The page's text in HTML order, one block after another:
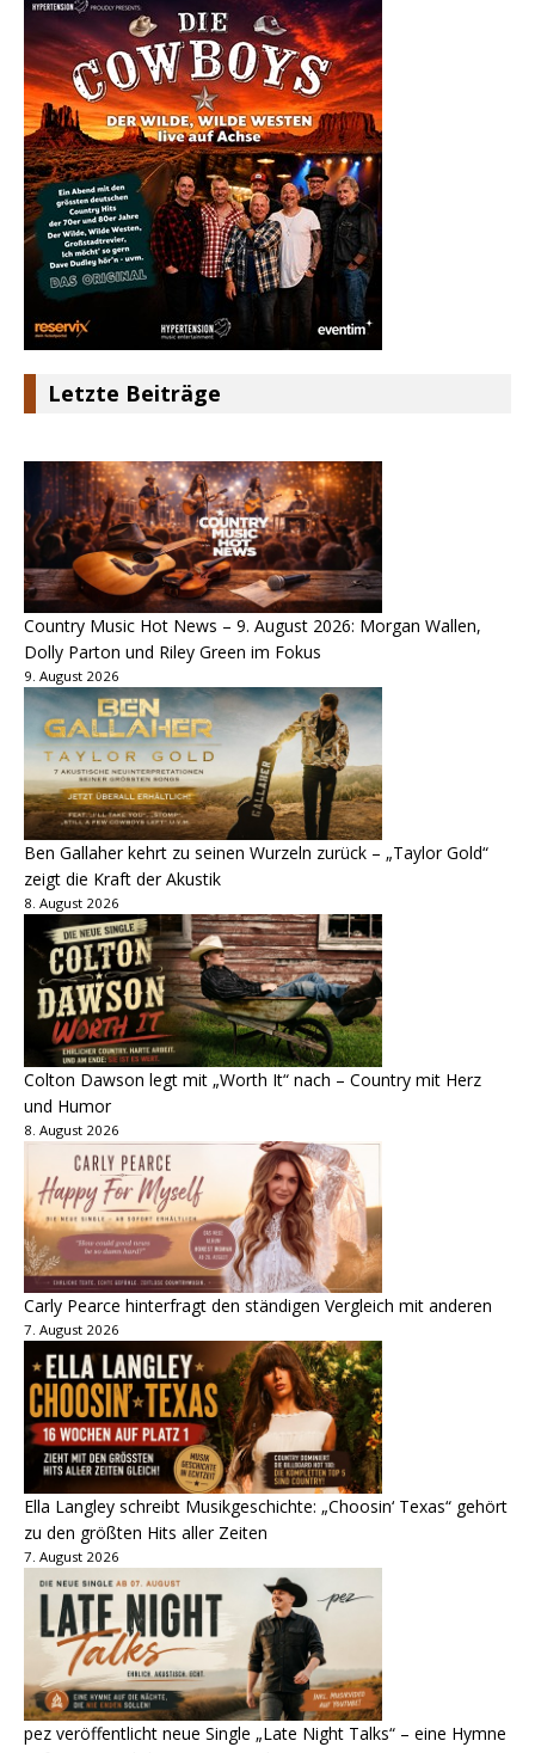
Letzte Beiträge
Country Music Hot News – 9. August 2026: Morgan Wallen,
Dolly Parton und Riley Green im Fokus
9. August 2026
Ben Gallaher kehrt zu seinen Wurzeln zurück – „Taylor Gold“
zeigt die Kraft der Akustik
8. August 2026
Colton Dawson legt mit „Worth It“ nach – Country mit Herz
und Humor
8. August 2026
Carly Pearce hinterfragt den ständigen Vergleich mit anderen
7. August 2026
Ella Langley schreibt Musikgeschichte: „Choosin‘ Texas“ gehört
zu den größten Hits aller Zeiten
7. August 2026
pez veröffentlicht neue Single „Late Night Talks“ – eine Hymne